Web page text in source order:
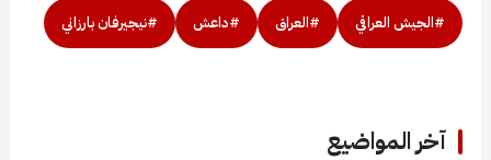
#الجيش العراقي #العراق #داعش #نيجيرفان بارزاني
آخر المواضيع